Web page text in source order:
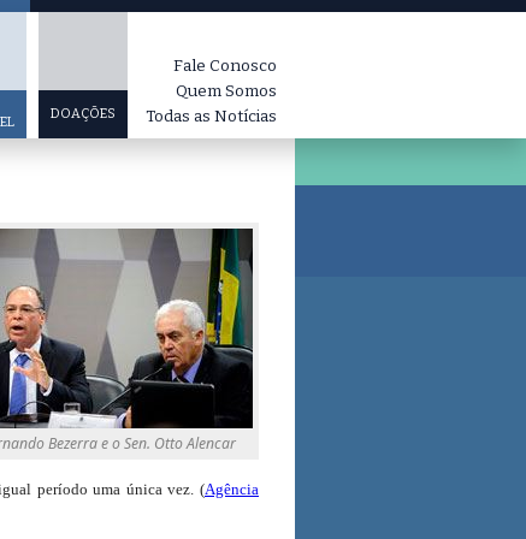
Fale Conosco
Quem Somos
Todas as Notícias
DOAÇÕES
Bezerra e o Sen. Otto Alencar
período uma única vez. (Agência